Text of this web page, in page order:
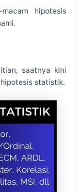
hipotesis
saatnya kini
statistik.